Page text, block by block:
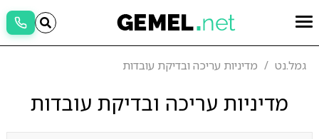
גמל.נט מדיניות עריכה ובדיקת עובדות
מדיניות עריכה ובדיקת עובדות